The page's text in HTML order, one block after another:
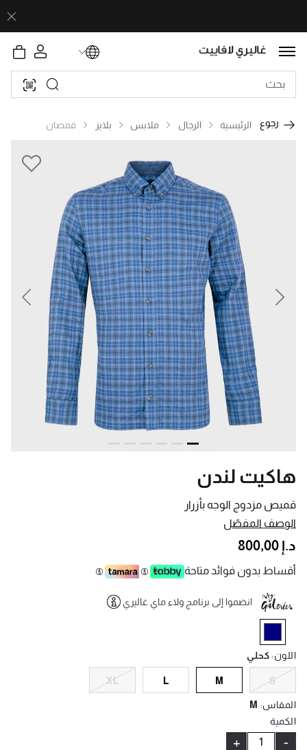
رجوع الرئيسية الرجال ملابس بلايز قمصان
Next
قميص مزدوج الوجه بأزرار
هاكيت لندن
الوصف المفصّل
د.إ 800,00
أقساط بدون فوائد متاحة
انضموا إلى برنامج ولاء ماي غاليري
selectedاللون:كحلي
S
M
L
XL
المقاس:
M
الكمية
-
+